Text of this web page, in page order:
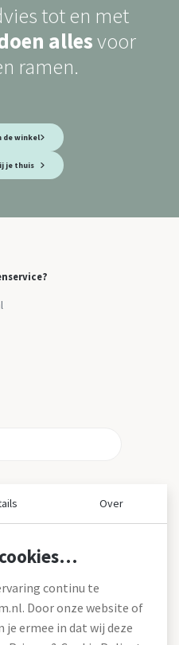
tot en met
allesvoor
ramen.
de winkel
je thuis
Over
continu te
Door onze website of
ermee in dat wij deze